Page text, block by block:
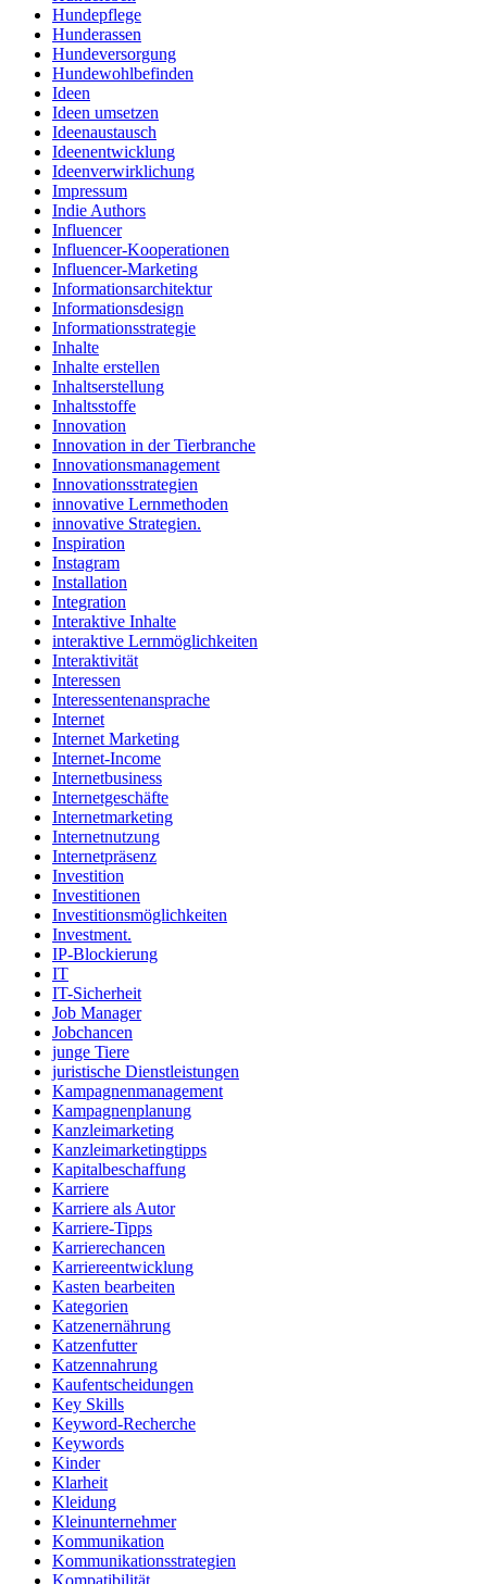
Hundepflege
Hunderassen
Hundeversorgung
Hundewohlbefinden
Ideen
Ideen umsetzen
Ideenaustausch
Ideenentwicklung
Ideenverwirklichung
Impressum
Indie Authors
Influencer
Influencer-Kooperationen
Influencer-Marketing
Informationsarchitektur
Informationsdesign
Informationsstrategie
Inhalte
Inhalte erstellen
Inhaltserstellung
Inhaltsstoffe
Innovation
Innovation in der Tierbranche
Innovationsmanagement
Innovationsstrategien
innovative Lernmethoden
innovative Strategien.
Inspiration
Instagram
Installation
Integration
Interaktive Inhalte
interaktive Lernmöglichkeiten
Interaktivität
Interessen
Interessentenansprache
Internet
Internet Marketing
Internet-Income
Internetbusiness
Internetgeschäfte
Internetmarketing
Internetnutzung
Internetpräsenz
Investition
Investitionen
Investitionsmöglichkeiten
Investment.
IP-Blockierung
IT
IT-Sicherheit
Job Manager
Jobchancen
junge Tiere
juristische Dienstleistungen
Kampagnenmanagement
Kampagnenplanung
Kanzleimarketing
Kanzleimarketingtipps
Kapitalbeschaffung
Karriere
Karriere als Autor
Karriere-Tipps
Karrierechancen
Karriereentwicklung
Kasten bearbeiten
Kategorien
Katzenernährung
Katzenfutter
Katzennahrung
Kaufentscheidungen
Key Skills
Keyword-Recherche
Keywords
Kinder
Klarheit
Kleidung
Kleinunternehmer
Kommunikation
Kommunikationsstrategien